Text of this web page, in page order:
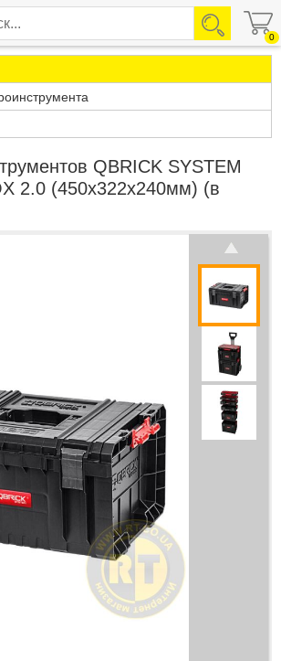
0
QBRICK SYSTEM
2.0 (450x322x240мм) (в